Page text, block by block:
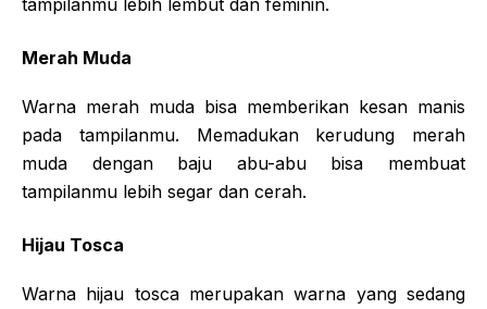
Merah Muda
Warna merah muda bisa memberikan kesan manis
pada tampilanmu. Memadukan kerudung merah
muda dengan baju abu-abu bisa membuat
tampilanmu lebih segar dan cerah.
Hijau Tosca
Warna hijau tosca merupakan warna yang sedang